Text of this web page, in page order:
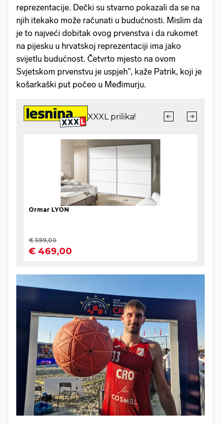
reprezentacije. Dečki su stvarno pokazali da se na
njih itekako može računati u budućnosti. Mislim da
je to najveći dobitak ovog prvenstva i da rukomet
na pijesku u hrvatskoj reprezentaciji ima jako
svijetlu budućnost. Četvrto mjesto na ovom
Svjetskom prvenstvu je uspjeh", kaže Patrik, koji je
košarkaški put počeo u Međimurju.